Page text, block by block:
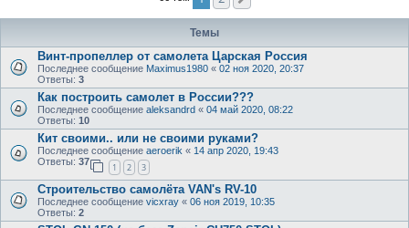
Темы
Винт-пропеллер от самолета Царская Россия
Последнее сообщение Maximus1980 « 02 ноя 2020, 20:37
Ответы: 3
Как построить самолет в России???
Последнее сообщение aleksandrd « 04 май 2020, 08:22
Ответы: 10
Кит своими.. или не своими руками?
Последнее сообщение aeroerik « 14 апр 2020, 19:43
Ответы: 37
1 2 3
Строительство самолёта VAN's RV-10
Последнее сообщение vicxray « 06 ноя 2019, 10:35
Ответы: 2